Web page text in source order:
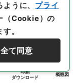
印刷
ダウンロード
概観図
うに、 プライ
（Cookie）の
。
全て同意